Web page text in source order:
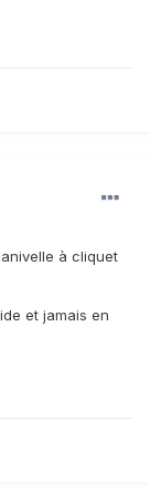
à cliquet
et jamais en